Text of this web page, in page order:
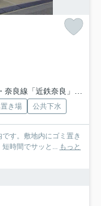
線「近鉄奈良」駅 徒歩11分
き場 公共下水
す。敷地内にゴミ置き
時間でサッと... もっと